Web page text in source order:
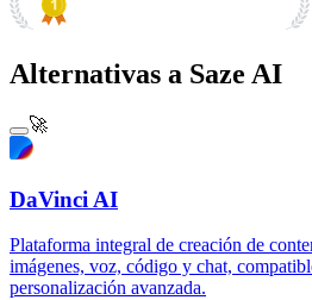
Alternativas a Saze AI
🚀
DaVinci AI
Plataforma integral de creación de
imágenes, voz, código y chat,
personalización avanzada.